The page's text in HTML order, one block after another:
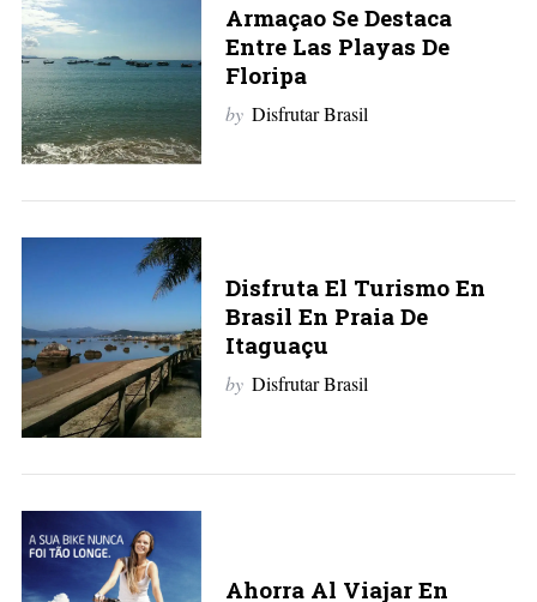
Armaçao Se Destaca
Entre Las Playas De
Floripa
by Disfrutar Brasil
Disfruta El Turismo En
Brasil En Praia De
Itaguaçu
by Disfrutar Brasil
Ahorra Al Viajar En